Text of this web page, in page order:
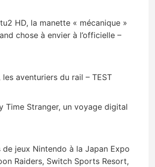
HD, la manette « mécanique »
chose à envier à l’officielle –
les aventuriers du rail – TEST
Time Stranger, un voyage digital
de jeux Nintendo à la Japan Expo
Raiders, Switch Sports Resort,